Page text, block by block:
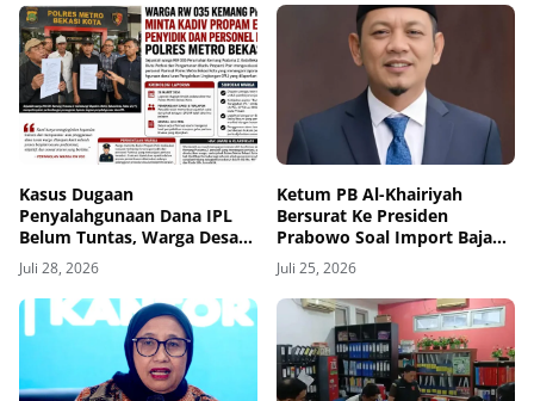
Kasus Dugaan
Penyalahgunaan Dana IPL
Belum Tuntas, Warga Desak
Evaluasi Penyidik dan
Personel Paminal Polres
Metro Bekasi Kota
Juli 28, 2026
Ketum PB Al-Khairiyah
Bersurat Ke Presiden
Prabowo Soal Import Baja
Dari Cina Oleh PT.KS
(Persero) Tbk (KRAS)
Juli 25, 2026